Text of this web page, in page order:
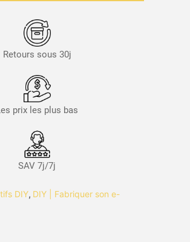
Retours sous 30j
prix les plus bas
SAV 7j/7j
DIY, DIY | Fabriquer son e-